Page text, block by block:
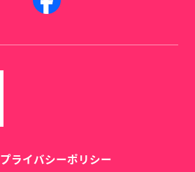
プライバシーポリシー